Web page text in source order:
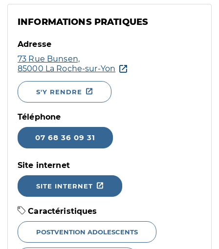
INFORMATIONS PRATIQUES
Adresse
73 Rue Bunsen,
85000 La Roche-sur-Yon
S'Y RENDRE
Téléphone
07 68 36 09 31
Site internet
SITE INTERNET
Caractéristiques
POSTVENTION ADOLESCENTS